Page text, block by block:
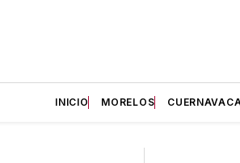
INICIO MORELOS